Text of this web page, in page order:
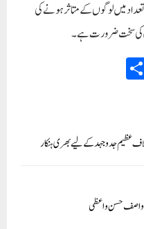
میں لوگوں کے متاثر ہونے کی
کی سخت ضرورت ہے۔
عظیم جدوجہد کے لیے بھری ہنکار
:واصف حسن واعظی